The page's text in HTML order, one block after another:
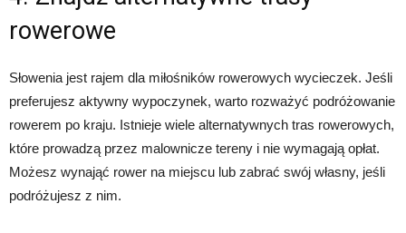
rowerowe
Słowenia jest rajem dla miłośników rowerowych wycieczek. Jeśli
preferujesz aktywny wypoczynek, warto rozważyć podróżowanie
rowerem po kraju. Istnieje wiele alternatywnych tras rowerowych,
które prowadzą przez malownicze tereny i nie wymagają opłat.
Możesz wynająć rower na miejscu lub zabrać swój własny, jeśli
podróżujesz z nim.